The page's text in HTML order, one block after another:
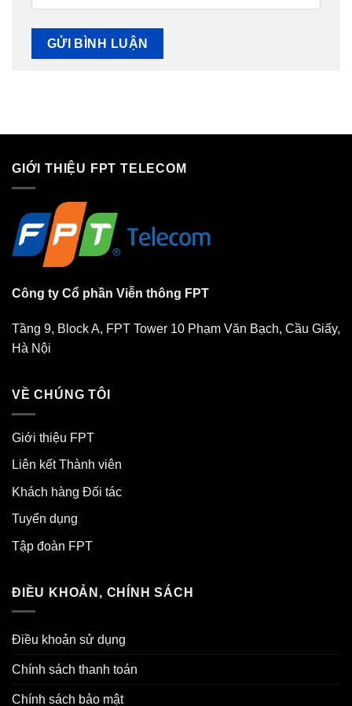
GIỚI THIỆU FPT TELECOM
Công ty Cổ phần Viễn thông FPT
Tầng 9, Block A, FPT Tower 10 Phạm Văn Bạch, Cầu Giấy,
Hà Nội
VỀ CHÚNG TÔI
Giới thiệu FPT
Liên kết Thành viên
Khách hàng Đối tác
Tuyển dụng
Tập đoàn FPT
ĐIỀU KHOẢN, CHÍNH SÁCH
Điều khoản sử dụng
Chính sách thanh toán
Chính sách bảo mật